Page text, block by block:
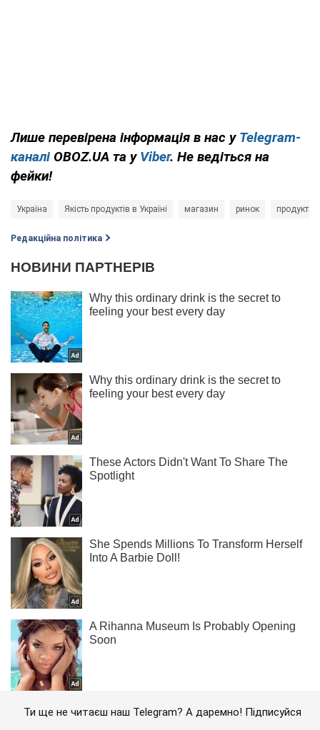
Лише перевірена інформація в нас у Telegram-
каналі OBOZ.UA та у Viber. Не ведіться на
фейки!
Україна Якість продуктів в Україні магазин ринок продукти
Редакційна політика
Ти ще не читаєш наш Telegram? А даремно! Підписуйся